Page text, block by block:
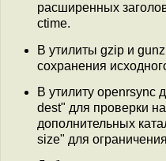
расширенных
ctime.
В утилиты gzip и
сохранения
В утилиту openrsync
dest" для проверки
дополнительных
size" для